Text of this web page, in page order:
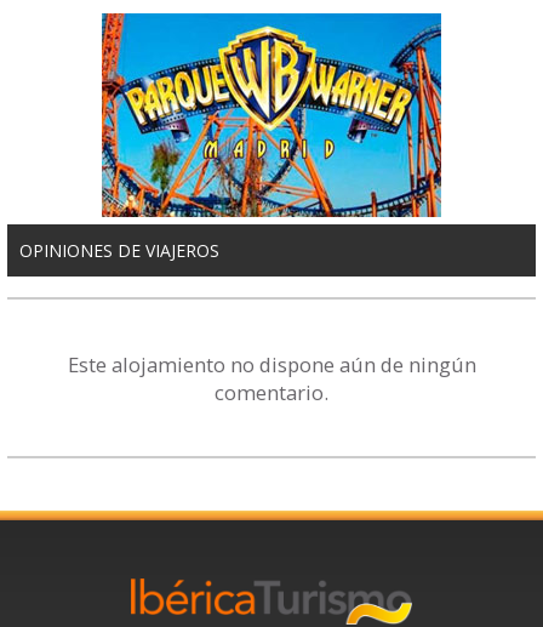
OPINIONES DE VIAJEROS
Este alojamiento no dispone aún de ningún
comentario.